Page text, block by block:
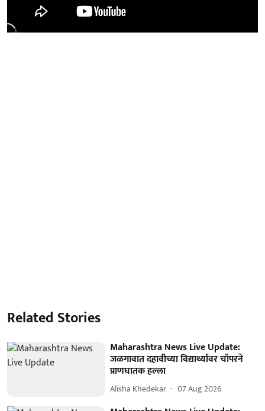
Related Stories
Maharashtra News Live Update:
जळगावात दहावीच्या विद्यार्थ्यावर चॉपरने
प्राणघातक हल्ला
Alisha Khedekar 07 Aug 2026